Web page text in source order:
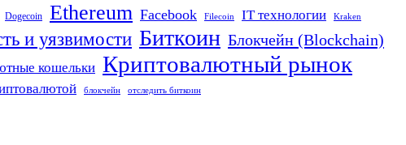
Dogecoin Ethereum Facebook Filecoin IT технологии Kraken
и уязвимости Биткоин Блокчейн (Blockchain)
кошельки Криптовалютный рынок
блокчейн отследить биткоин